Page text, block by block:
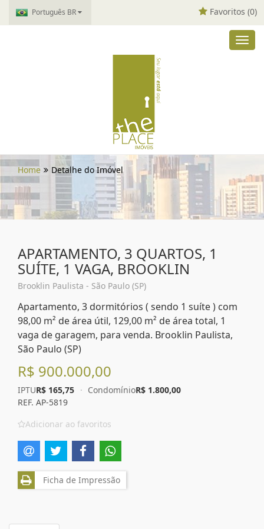
Português BR Favoritos (0)
Home Detalhe do Imóvel
APARTAMENTO, 3 QUARTOS, 1
SUÍTE, 1 VAGA, BROOKLIN
Brooklin Paulista - São Paulo (SP)
Apartamento, 3 dormitórios ( sendo 1 suíte ) com
98,00 m² de área útil, 129,00 m² de área total, 1
vaga de garagem, para venda. Brooklin Paulista,
São Paulo (SP)
R$ 900.000,00
IPTUR$ 165,75 · CondomínioR$ 1.800,00
REF. AP-5819
Adicionar ao favoritos
Ficha de Impressão